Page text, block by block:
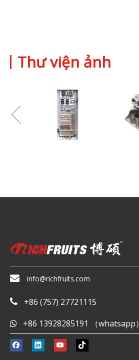
Thư viện ảnh
 info@richfruits.com
 +86 (757) 27721115
 +86 13928285191 （whatsapp）